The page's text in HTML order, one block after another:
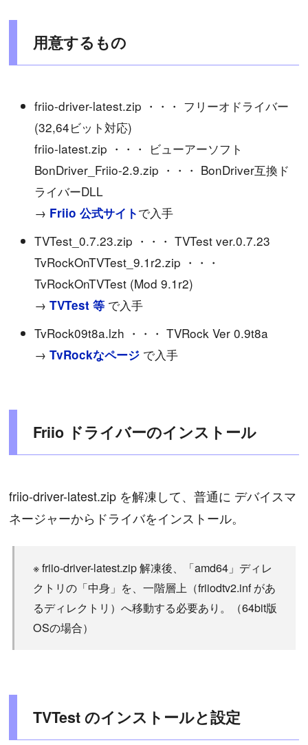
用意するもの
friio-driver-latest.zip ・・・ フリーオドライバー
(32,64ビット対応)
friio-latest.zip ・・・ ビューアーソフト
BonDriver_Friio-2.9.zip ・・・ BonDriver互換ド
ライバーDLL
→ Friio 公式サイトで入手
TVTest_0.7.23.zip ・・・ TVTest ver.0.7.23
TvRockOnTVTest_9.1r2.zip ・・・
TvRockOnTVTest (Mod 9.1r2)
→TVTest 等 で入手
TvRock09t8a.lzh ・・・ TVRock Ver 0.9t8a
→TvRockなページ で入手
Friio ドライバーのインストール
friio-driver-latest.zip を解凍して、普通に デバイスマ
ネージャーからドライバをインストール。
※ friio-driver-latest.zip 解凍後、「amd64」ディレ
クトリの「中身」を、一階層上（friiodtv2.inf があ
るディレクトリ）へ移動する必要あり。（64bit版
OSの場合）
TVTest のインストールと設定